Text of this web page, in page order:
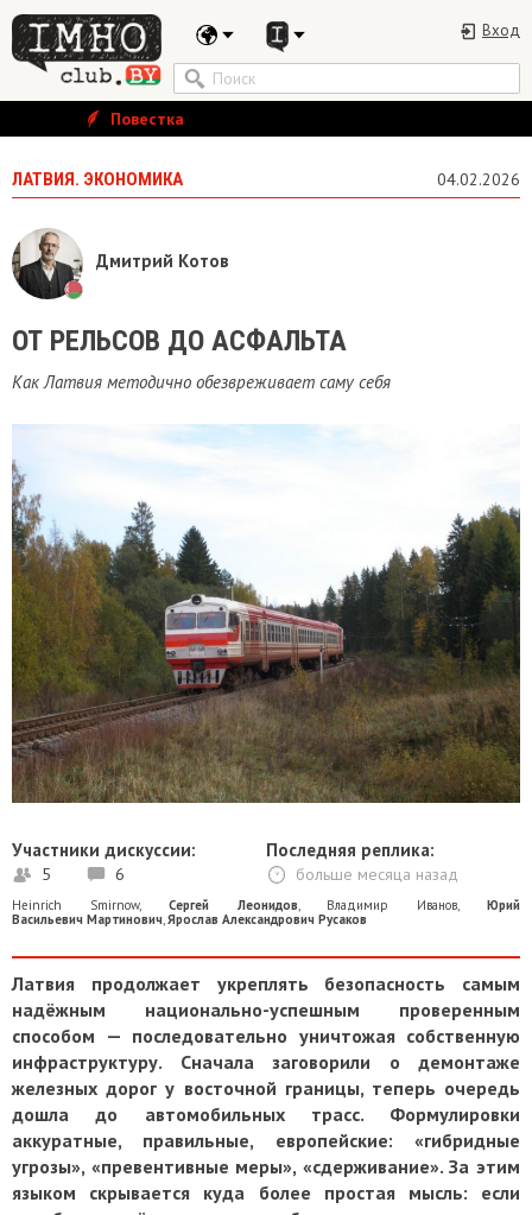
Вход
Повестка
ЛАТВИЯ. ЭКОНОМИКА 04.02.2026
Дмитрий Котов
ОТ РЕЛЬСОВ ДО АСФАЛЬТА
Как Латвия методично обезвреживает саму себя
Участники дискуссии:
5 6
Последняя реплика:
больше месяца назад
Heinrich Smirnow, Сергей Леонидов, Владимир Иванов,Юрий
Васильевич Мартинович,Ярослав Александрович Русаков
Латвия продолжает укреплять безопасность самым
надёжным национально-успешным проверенным
способом — последовательно уничтожая собственную
инфраструктуру. Сначала заговорили о демонтаже
железных дорог у восточной границы, теперь очередь
дошла до автомобильных трасс. Формулировки
аккуратные, правильные, европейские: «гибридные
угрозы», «превентивные меры», «сдерживание». За этим
языком скрывается куда более простая мысль: если